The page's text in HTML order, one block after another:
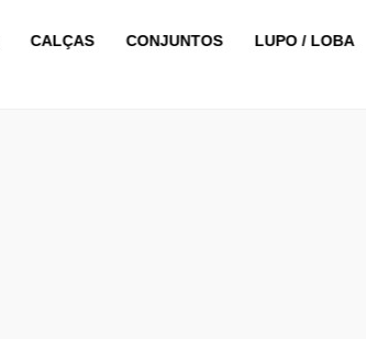
CALÇAS CONJUNTOS
LUPO / LOBA